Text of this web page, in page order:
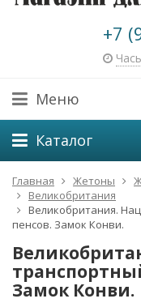
+7
Меню
Каталог
Главная Жетоны
Великобритания
Великобритания.
пенсов. Замок Конви.
Замок Конви.